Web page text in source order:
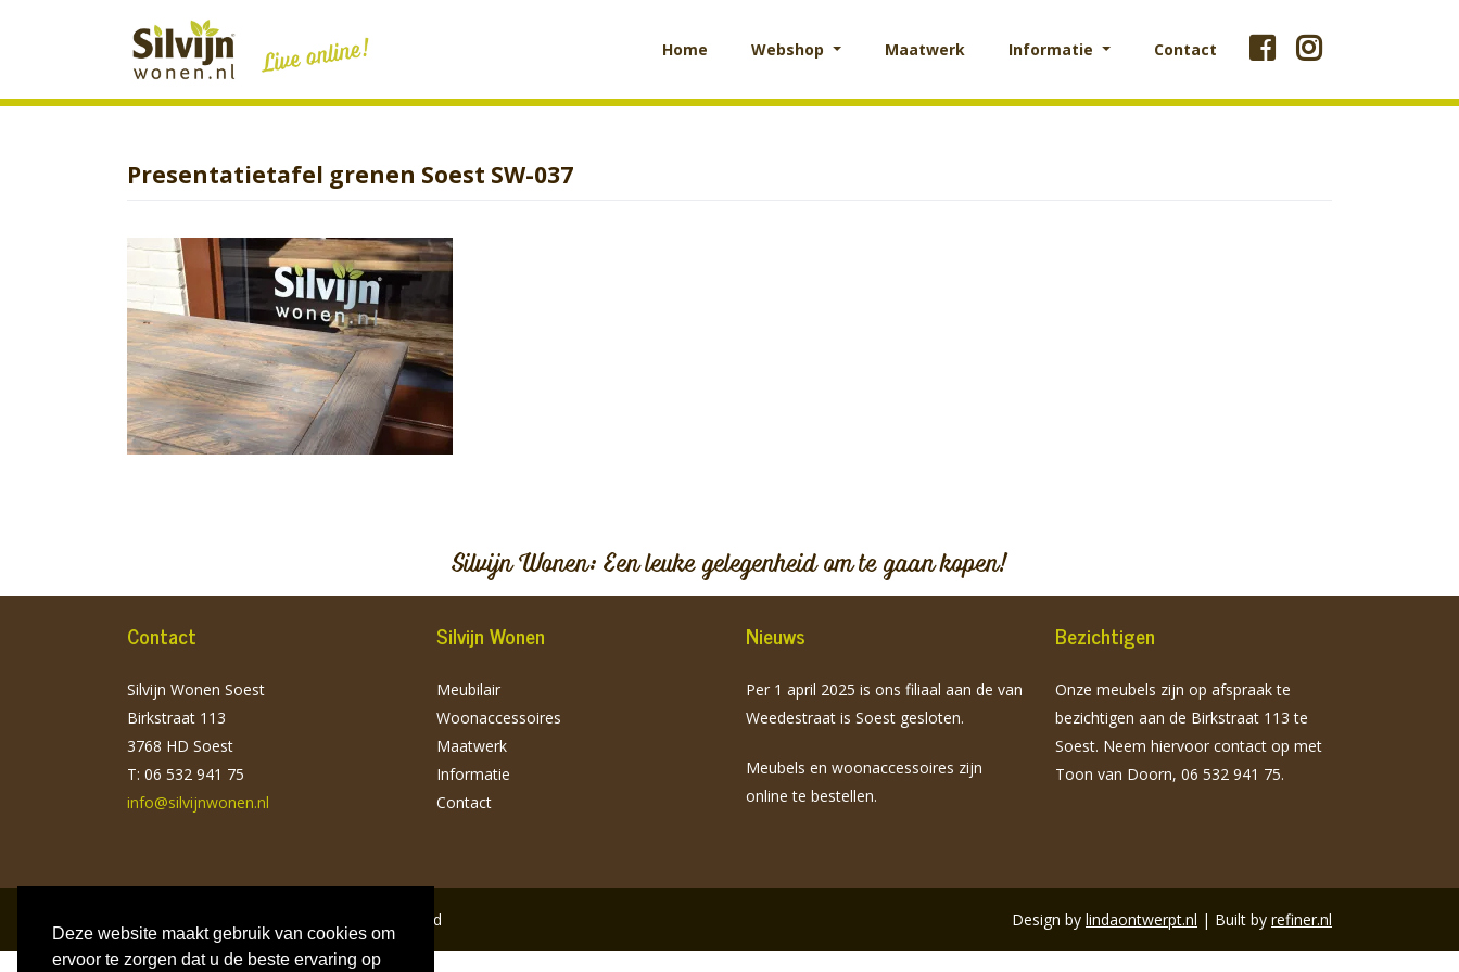
Deze website maakt gebruik van cookies om
ervoor te zorgen dat u de beste ervaring op
Home Webshop Maatwerk Informatie Contact
Presentatietafel grenen Soest SW-037
Silvijn Wonen: Een leuke gelegenheid om te gaan kopen!
Contact
Silvijn Wonen Soest
Birkstraat 113
3768 HD Soest
T: 06 532 941 75
info@silvijnwonen.nl
Silvijn Wonen
Meubilair
Woonaccessoires
Maatwerk
Informatie
Contact
Nieuws
Per 1 april 2025 is ons filiaal aan de van
Weedestraat is Soest gesloten.
Meubels en woonaccessoires zijn
online te bestellen.
Bezichtigen
Onze meubels zijn op afspraak te
bezichtigen aan de Birkstraat 113 te
Soest. Neem hiervoor contact op met
Toon van Doorn, 06 532 941 75.
refiner. All Rights Reserved Design by lindaontwerpt.nl | Built by refiner.nl